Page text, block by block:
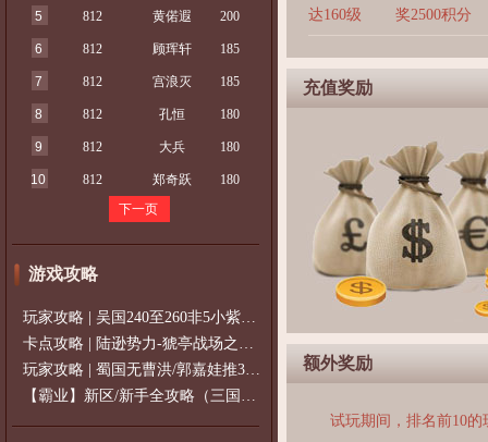
5 812 黄偌遐 200
6 812 顾珲轩 185
7 812 宫浪灭 185
8 812 孔恒 180
9 812 大兵 180
10 812 郑奇跃
180
下一页
游戏攻略
玩家攻略 | 吴国240至260非5小紫过策免
卡点攻略 | 陆逊势力-猇亭战场之陆逊
玩家攻略 | 蜀国无曹洪/郭嘉娃推375级，
【霸业】新区/新手全攻略（三国通用）2
达160级 奖2500积分
充值奖励
额外奖励
试玩期间，排名前10